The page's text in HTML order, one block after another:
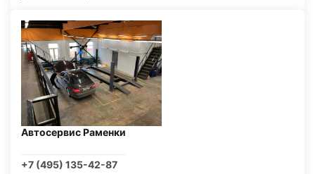
Автосервис Раменки
+7 (495) 135-42-87